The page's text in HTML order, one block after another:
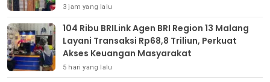
3 jam yang lalu
104 Ribu BRILink Agen BRI Region 13 Malang
Layani Transaksi Rp68,8 Triliun, Perkuat
Akses Keuangan Masyarakat
5 hari yang lalu